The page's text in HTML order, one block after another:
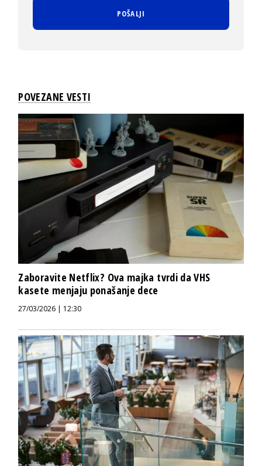
POVEZANE VESTI
Zaboravite Netflix? Ova majka tvrdi da VHS
kasete menjaju ponašanje dece
27/03/2026 | 12:30